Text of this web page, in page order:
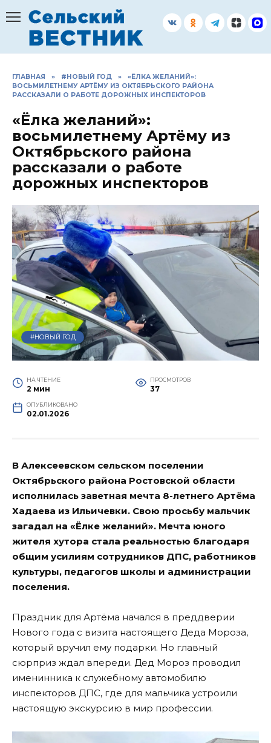
содержанию
ГЛАВНАЯ » #НОВЫЙ ГОД »
«ЁЛКА ЖЕЛАНИЙ»:
ВОСЬМИЛЕТНЕМУ АРТЁМУ ИЗ ОКТЯБРЬСКОГО РАЙОНА
РАССКАЗАЛИ О РАБОТЕ ДОРОЖНЫХ ИНСПЕКТОРОВ
«Ёлка желаний»:
восьмилетнему Артёму из
Октябрьского района
рассказали о работе
дорожных инспекторов
#НОВЫЙ ГОД
НА ЧТЕНИЕ
2 мин
ПРОСМОТРОВ
37
ОПУБЛИКОВАНО
02.01.2026
В Алексеевском сельском поселении
Октябрьского района Ростовской области
исполнилась заветная мечта 8-летнего Артёма
Хадаева из Ильичевки. Свою просьбу мальчик
загадал на «Ёлке желаний». Мечта юного
жителя хутора стала реальностью благодаря
общим усилиям сотрудников ДПС, работников
культуры, педагогов школы и администрации
поселения.
Праздник для Артёма начался в преддверии
Нового года с визита настоящего Деда Мороза,
который вручил ему подарки. Но главный
сюрприз ждал впереди. Дед Мороз проводил
именинника к служебному автомобилю
инспекторов ДПС, где для мальчика устроили
настоящую экскурсию в мир профессии.